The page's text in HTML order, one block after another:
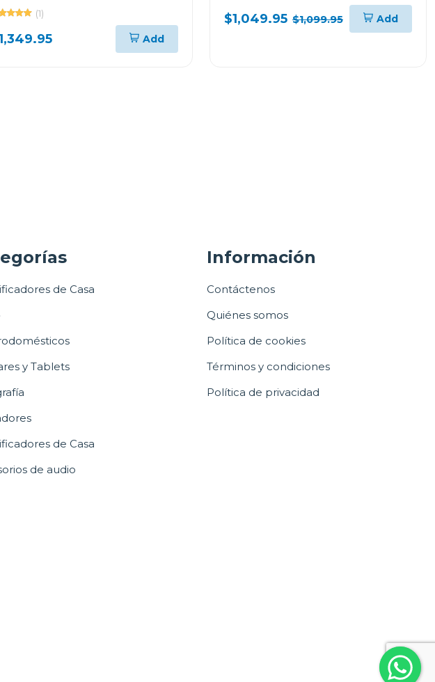
instaview inverter vs25
(1)
Add
matte
$1,049.95 $1,099.95 Add
de Casa
y Tablets
de Casa
de audio
Información
Contáctenos
Quiénes somos
Política de cookies
Términos y condiciones
Política de privacidad